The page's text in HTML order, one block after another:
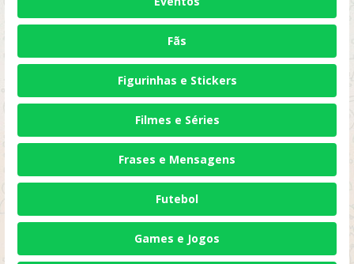
Fãs
Figurinhas e Stickers
Filmes e Séries
Frases e Mensagens
Futebol
Games e Jogos